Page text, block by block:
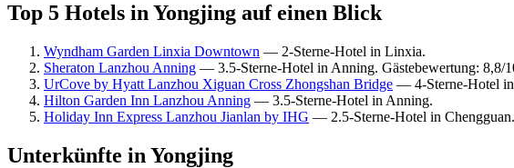
Top 5 Hotels in Yongjing auf einen Blick
Wyndham Garden Linxia Downtown — 2-Sterne-Hotel in Linxia.
Sheraton Lanzhou Anning — 3.5-Sterne-Hotel in Anning. Gästebewertung: 8,8/
UrCove by Hyatt Lanzhou Xiguan Cross Zhongshan Bridge — 4-Sterne-Hotel in
Hilton Garden Inn Lanzhou Anning — 3.5-Sterne-Hotel in Anning.
Holiday Inn Express Lanzhou Jianlan by IHG — 2.5-Sterne-Hotel in
Unterkünfte in Yongjing